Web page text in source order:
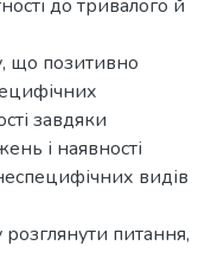
до тривалого й
що позитивно
завдяки
і наявності
видів
питання,